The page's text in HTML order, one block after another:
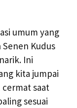
umum yang
Kudus
Ini
kita jumpai
saat
sesuai